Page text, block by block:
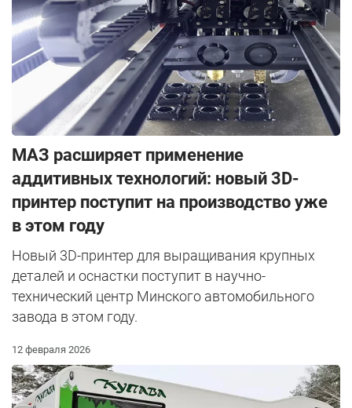
МАЗ расширяет применение
аддитивных технологий: новый 3D-
принтер поступит на производство уже
в этом году
Новый 3D-принтер для выращивания крупных
деталей и оснастки поступит в научно-
технический центр Минского автомобильного
завода в этом году.
12 февраля 2026